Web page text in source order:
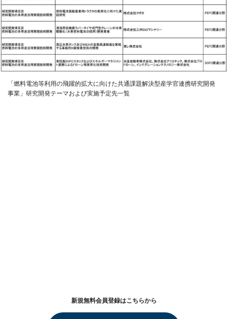
「燃料電池等利用の飛躍的拡大に向けた共通課題解決型産学官連携研究開発
事業」研究開発テーマおよび実施予定先一覧
新規無料会員登録はこちらから